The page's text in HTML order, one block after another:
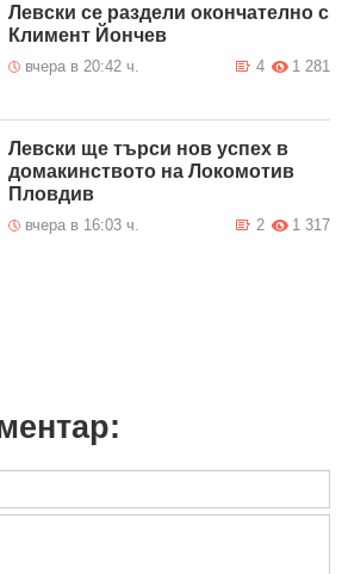
Левски се раздели окончателно с
Климент Йончев
вчера в 20:42 ч. 1 281
4
Левски ще търси нов успех в
домакинството на Локомотив
Пловдив
вчера в 16:03 ч. 1 317
2